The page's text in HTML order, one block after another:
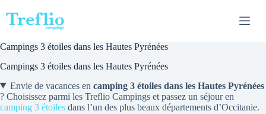
au
contenu
Campings 3 étoiles dans les Hautes Pyrénées
Campings 3 étoiles dans les Hautes Pyrénées
Envie de vacances en camping 3 étoiles dans les Hautes Pyrénées
? Choisissez parmi les Treflio Campings et passez un séjour en
camping 3 étoiles dans l’un des plus beaux départements d’Occitanie.